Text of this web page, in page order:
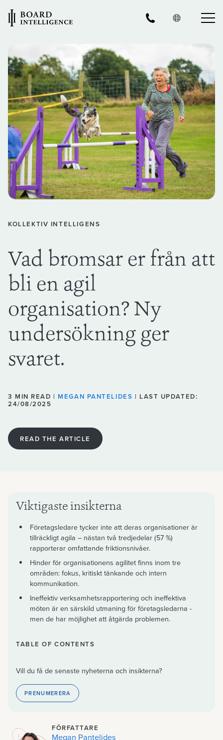
KOLLEKTIV INTELLIGENS
Vad bromsar er från att
bli en agil
organisation? Ny
undersökning ger
svaret.
3 MIN READ | MEGAN PANTELIDES | LAST UPDATED:
24/08/2025
READ THE ARTICLE
Viktigaste insikterna
Företagsledare tycker inte att deras organisationer är
tillräckligt agila – nästan två tredjedelar (57 %)
rapporterar omfattande friktionsnivåer.
Hinder för organisationens agilitet finns inom tre
områden: fokus, kritiskt tänkande och intern
kommunikation.
Ineffektiv verksamhetsrapportering och ineffektiva
möten är en särskild utmaning för företagsledarna -
men de har möjlighet att åtgärda problemen.
TABLE OF CONTENTS
Vill du få de senaste nyheterna och insikterna?
PRENUMERERA
FÖRFATTARE
Megan Pantelides